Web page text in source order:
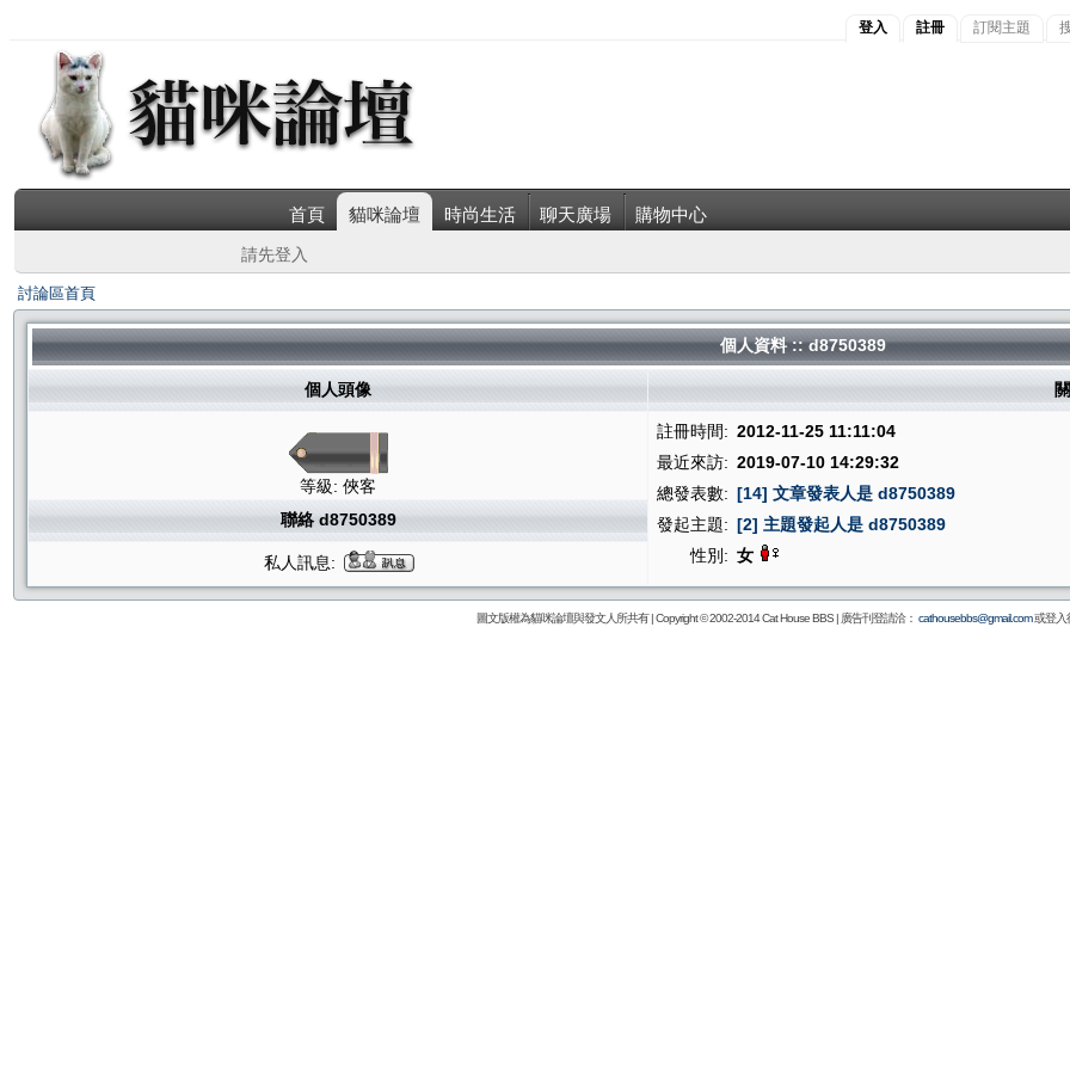
登入 註冊 訂閱主題
首頁 貓咪論壇 時尚生活 聊天廣場 購物中心
請先登入
討論區首頁
個人資料 :: d8750389
個人頭像
等級: 俠客
註冊時間: 2012-11-25 11:11:04
最近來訪: 2019-07-10 14:29:32
總發表數: [14] 文章發表人是 d8750389
發起主題: [2] 主題發起人是 d8750389
性別: 女
聯絡 d8750389
私人訊息:
圖文版權為貓咪論壇與發文人所共有 | Copyright © 2002-2014Cat House BBS| 廣告刊登請洽： cathousebbs@gmail.com或登入